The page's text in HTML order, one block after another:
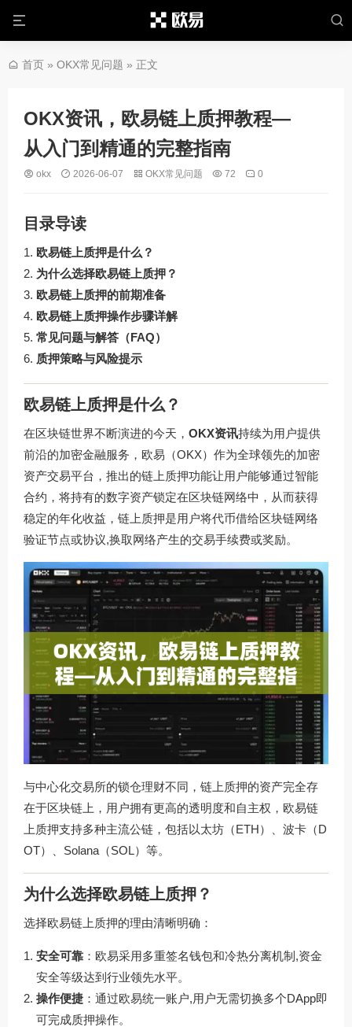
首页 » OKX常见问题 » 正文
OKX资讯，欧易链上质押教程—
从入门到精通的完整指南
okx 2026-06-07 OKX常见问题 72 0
目录导读
欧易链上质押是什么？
为什么选择欧易链上质押？
欧易链上质押的前期准备
欧易链上质押操作步骤详解
常见问题与解答（FAQ）
质押策略与风险提示
欧易链上质押是什么？
在区块链世界不断演进的今天， OKX资讯持续为用户提供
前沿的加密金融服务，欧易（OKX）作为全球领先的加密
资产交易平台，推出的链上质押功能让用户能够通过智能
合约，将持有的数字资产锁定在区块链网络中，从而获得
稳定的年化收益，链上质押是用户将代币借给区块链网络
验证节点或协议,换取网络产生的交易手续费或奖励。
与中心化交易所的锁仓理财不同，链上质押的资产完全存
在于区块链上，用户拥有更高的透明度和自主权，欧易链
上质押支持多种主流公链，包括以太坊（ETH）、波卡（D
OT）、Solana（SOL）等。
为什么选择欧易链上质押？
选择欧易链上质押的理由清晰明确：
安全可靠 ：欧易采用多重签名钱包和冷热分离机制,资金
安全等级达到行业领先水平。
操作便捷 ：通过欧易统一账户,用户无需切换多个DApp即
可完成质押操作。